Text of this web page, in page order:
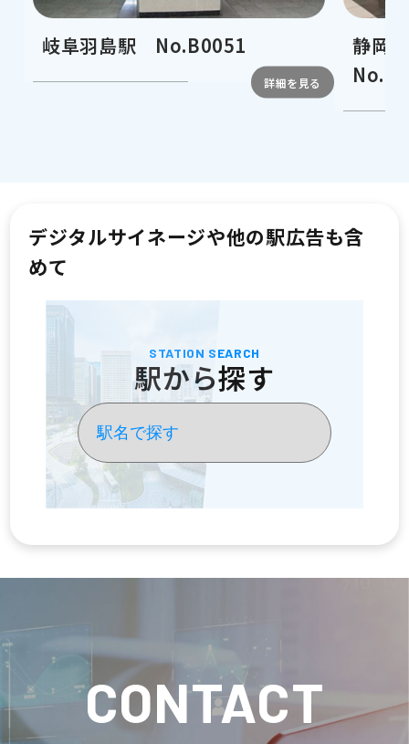
交通広告
お問い合わせ
岐阜羽島駅 No.B0051
静岡
デジタルサイネージや他の駅広告も含
めて
STATION SEARCH
駅から探す
CONTACT